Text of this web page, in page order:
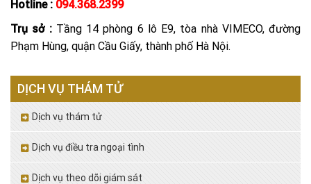
Hotline : 094.368.2399
Trụ sở :Tầng 14 phòng 6 lô E9, tòa nhà VIMECO, đường
Phạm Hùng, quận Cầu Giấy, thành phố Hà Nội.
DỊCH VỤ THÁM TỬ
Dịch vụ thám tử
Dịch vụ điều tra ngoại tình
Dịch vụ theo dõi giám sát